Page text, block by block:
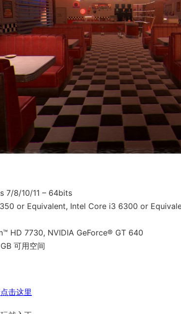
7/8/10/11 – 64bits
or Equivalent, Intel Core i3 6300 or
HD 7730, NVIDIA GeForce® GT 640
可用空间
击这里